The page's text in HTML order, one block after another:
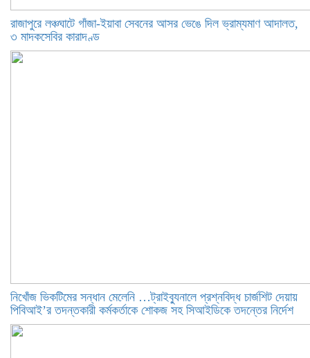
রাজাপুরে লঞ্চঘাটে গাঁজা-ইয়াবা সেবনের আসর ভেঙে দিল ভ্রাম্যমাণ আদালত,
৩ মাদকসেবির কারাদণ্ড
নিখোঁজ ভিকটিমের সন্ধান মেলেনি …ট্রাইব্যুনালে প্রশ্নবিদ্ধ চার্জশিট দেয়ায়
পিবিআই’র তদন্তকারী কর্মকর্তাকে শোকজ সহ সিআইডিকে তদন্তের নির্দেশ